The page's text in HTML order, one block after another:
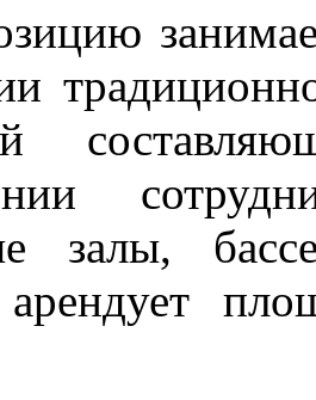
залы,
арендует